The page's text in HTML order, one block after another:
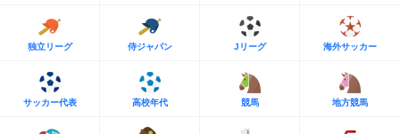
独立リーグ 侍ジャパン Jリーグ 海外サッカー
サッカー代表 高校年代 競馬 地方競馬